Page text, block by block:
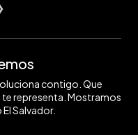
contigo. Que
representa. Mostramos
Salvador.